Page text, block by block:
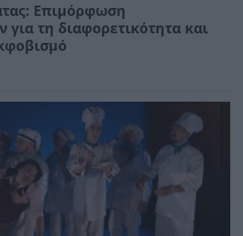
Επιμόρφωση
για τη διαφορετικότητα και